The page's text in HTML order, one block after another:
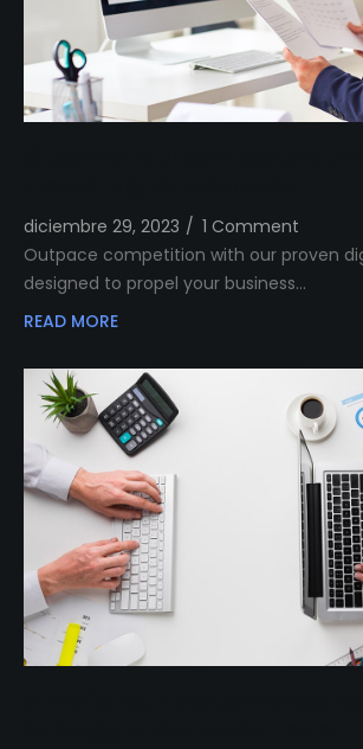
diciembre 29, 2023 / 1 Comment
Outpace competition with our proven
designed to propel your business…
READ MORE